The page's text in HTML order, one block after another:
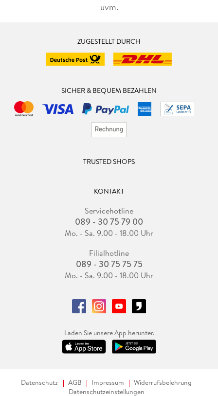
uvm.
ZUGESTELLT DURCH
SICHER & BEQUEM BEZAHLEN
TRUSTED SHOPS
KONTAKT
Servicehotline
089 - 30 75 79 00
Mo. - Sa. 9.00 - 18.00 Uhr
Filialhotline
089 - 30 75 75 75
Mo. - Sa. 9.00 - 18.00 Uhr
Laden Sie unsere App herunter.
Datenschutz AGB Impressum
Widerrufsbelehrung
Datenschutzeinstellungen